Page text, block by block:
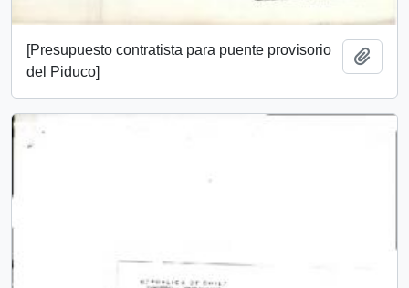
[Presupuesto contratista para puente provisorio
del Piduco]